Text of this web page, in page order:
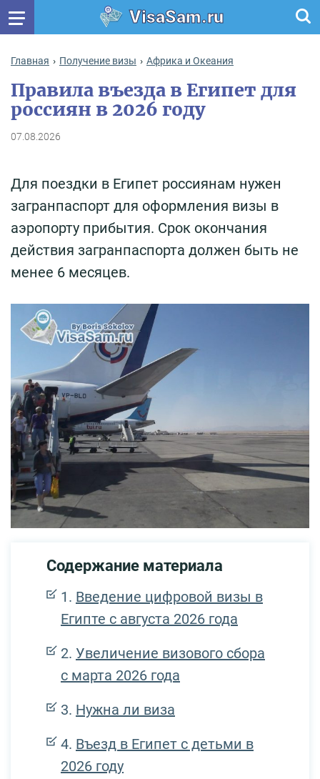
VisaSam.ru
Главная Получение визы Африка и Океания
Правила въезда в Египет для
россиян в 2026 году
07.08.2026
Для поездки в Египет россиянам нужен
загранпаспорт для оформления визы в
аэропорту прибытия. Срок окончания
действия загранпаспорта должен быть не
менее 6 месяцев.
Содержание материала
Введение цифровой визы в
Египте с августа 2026 года
Увеличение визового сбора
с марта 2026 года
Нужна ли виза
Въезд в Египет с детьми в
2026 году